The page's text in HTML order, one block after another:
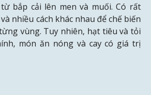
bắp cải lên men và muối. Có rất
nhiều cách khác nhau để chế biến
vùng. Tuy nhiên, hạt tiêu và tỏi
món ăn nóng và cay có giá trị